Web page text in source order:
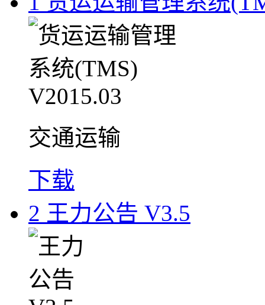
交通运输
下载
2 王力公告 V3.5